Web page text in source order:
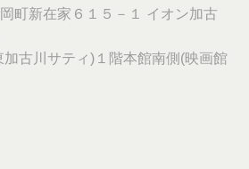
町新在家６１５－１ イオン加古
古川サティ)１階本館南側(映画館